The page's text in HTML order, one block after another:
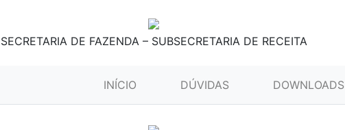
SECRETARIA DE FAZENDA – SUBSECRETARIA DE RECEITA
INÍCIO (CURRENT)DÚVIDAS DOWNLOADS